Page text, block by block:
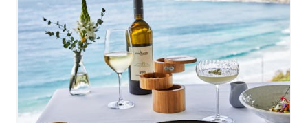
回程航班將帶您途經歌劇院和海港大橋，然後返回玫瑰
灣。停留時間為三小時。